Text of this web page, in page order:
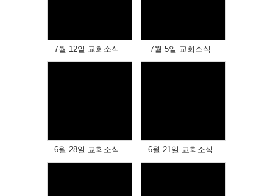
7월 12일 교회소식 7월 5일 교회소식
6월 28일 교회소식 6월 21일 교회소식